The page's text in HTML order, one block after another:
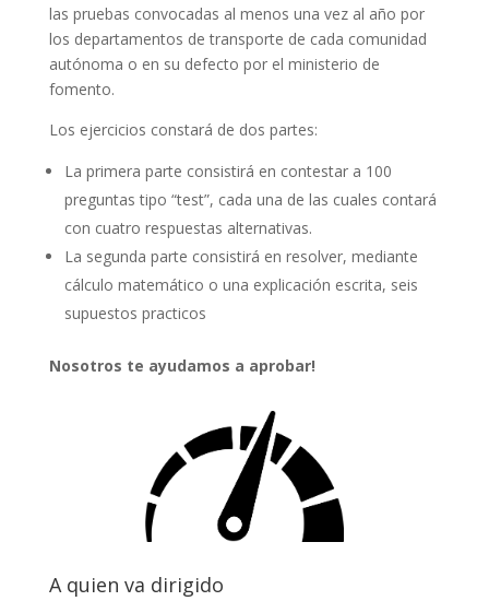
las pruebas convocadas al menos una vez al año por
los departamentos de transporte de cada comunidad
autónoma o en su defecto por el ministerio de
fomento.
Los ejercicios constará de dos partes:
La primera parte consistirá en contestar a 100
preguntas tipo “test”, cada una de las cuales contará
con cuatro respuestas alternativas.
La segunda parte consistirá en resolver, mediante
cálculo matemático o una explicación escrita, seis
supuestos practicos
Nosotros te ayudamos a aprobar!
A quien va dirigido